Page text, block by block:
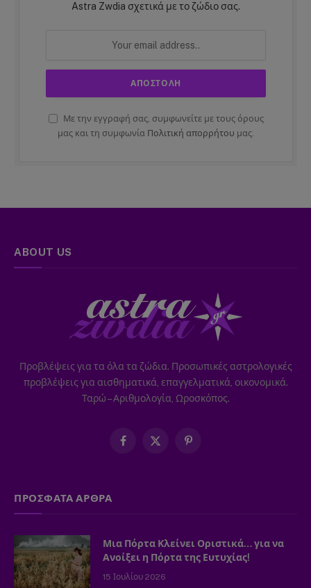
Astra Zwdia σχετικά με το ζώδιο σας.
Με την εγγραφή σας, συμφωνείτε με τους όρους
μας και τη συμφωνία Πολιτική απορρήτου μας.
ABOUT US
Προβλέψεις για τα όλα τα ζώδια. Προσωπικές αστρολογικές
προβλέψεις για αισθηματικά, επαγγελματικά, οικονομικά.
Ταρώ – Αριθμολογία, Ωροσκόπος.
Facebook
X
Pinterest
ΠΡΟΣΦΑΤΑ ΑΡΘΡΑ
Μια Πόρτα Κλείνει Οριστικά… για να
Ανοίξει η Πόρτα της Ευτυχίας!
15 Ιουλίου 2026